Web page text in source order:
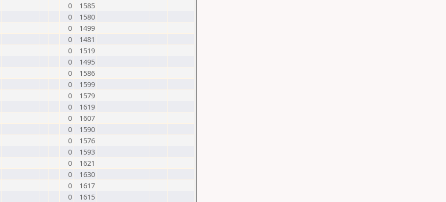
0
1585
0
1580
0
1499
0
1481
0
1519
0
1495
0
1586
0
1599
0
1579
0
1619
0
1607
0
1590
0
1576
0
1593
0
1621
0
1630
0
1617
0
1615